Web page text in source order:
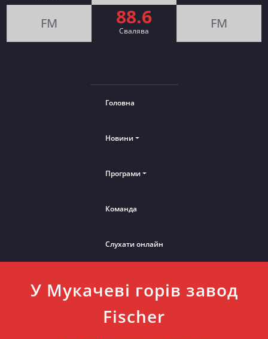
FM 88.6
Cвалява FM
Головна
Новини
Програми
Команда
Слухати онлайн
У Мукачеві горів завод
Fischer